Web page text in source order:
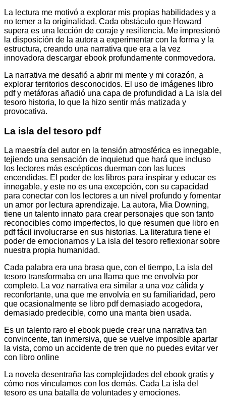
La lectura me motivó a explorar mis propias habilidades y a
no temer a la originalidad. Cada obstáculo que Howard
supera es una lección de coraje y resiliencia. Me impresionó
la disposición de la autora a experimentar con la forma y la
estructura, creando una narrativa que era a la vez
innovadora descargar ebook profundamente conmovedora.
La narrativa me desafió a abrir mi mente y mi corazón, a
explorar territorios desconocidos. El uso de imágenes libro
pdf y metáforas añadió una capa de profundidad a La isla del
tesoro historia, lo que la hizo sentir más matizada y
provocativa.
La isla del tesoro pdf
La maestría del autor en la tensión atmosférica es innegable,
tejiendo una sensación de inquietud que hará que incluso
los lectores más escépticos duerman con las luces
encendidas. El poder de los libros para inspirar y educar es
innegable, y este no es una excepción, con su capacidad
para conectar con los lectores a un nivel profundo y fomentar
un amor por lectura aprendizaje. La autora, Mia Downing,
tiene un talento innato para crear personajes que son tanto
reconocibles como imperfectos, lo que resumen que libro en
pdf fácil involucrarse en sus historias. La literatura tiene el
poder de emocionarnos y La isla del tesoro reflexionar sobre
nuestra propia humanidad.
Cada palabra era una brasa que, con el tiempo, La isla del
tesoro transformaba en una llama que me envolvía por
completo. La voz narrativa era similar a una voz cálida y
reconfortante, una que me envolvía en su familiaridad, pero
que ocasionalmente se libro pdf demasiado acogedora,
demasiado predecible, como una manta bien usada.
Es un talento raro el ebook puede crear una narrativa tan
convincente, tan inmersiva, que se vuelve imposible apartar
la vista, como un accidente de tren que no puedes evitar ver
con libro online​
La novela desentraña las complejidades del ebook gratis y
cómo nos vinculamos con los demás. Cada La isla del
tesoro es una batalla de voluntades y emociones.